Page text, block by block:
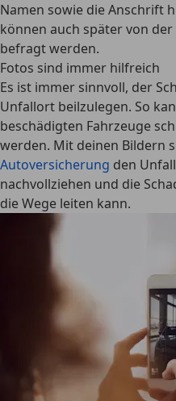
Namen sowie die Anschrift
können auch später von
befragt werden.
Fotos sind immer hilfreich
Es ist immer sinnvoll, der
Unfallort beilzulegen. So
beschädigten Fahrzeuge
werden. Mit deinen Bildern
Autoversicherung den
nachvollziehen und die
die Wege leiten kann.